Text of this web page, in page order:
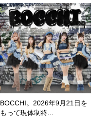
BOCCHI。2026年9月21日を
もって現体制終...